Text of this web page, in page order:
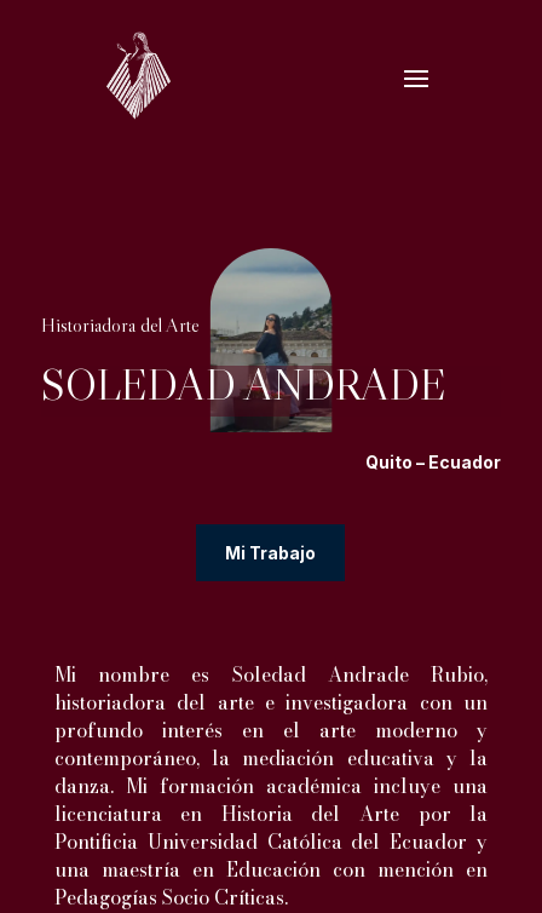
Historiadora del Arte
SOLEDAD ANDRADE
Quito – Ecuador
Mi Trabajo
Mi nombre es Soledad Andrade Rubio,
historiadora del arte e investigadora con un
profundo interés en el arte moderno y
contemporáneo, la mediación educativa y la
danza. Mi formación académica incluye una
licenciatura en Historia del Arte por la
Pontificia Universidad Católica del Ecuador y
una maestría en Educación con mención en
Pedagogías Socio Críticas.